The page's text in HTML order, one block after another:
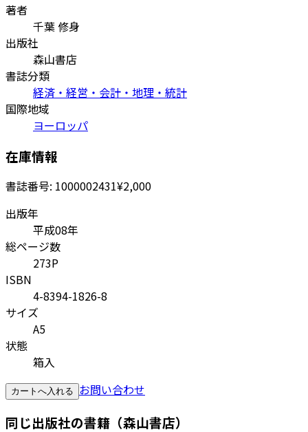
著者
千葉 修身
出版社
森山書店
書誌分類
経済・経営・会計・地理・統計
国際地域
ヨーロッパ
在庫情報
書誌番号: 1000002431¥2,000
出版年
平成08年
総ページ数
273P
ISBN
4-8394-1826-8
サイズ
A5
状態
箱入
カートへ入れる お問い合わせ
同じ出版社の書籍（森山書店）